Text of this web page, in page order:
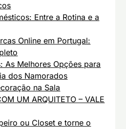
Entre a Rotina e a
Online em Portugal:
As Melhores Opções para
dos Namorados
na Sala
UM ARQUITETO – VALE
ou Closet e torne o